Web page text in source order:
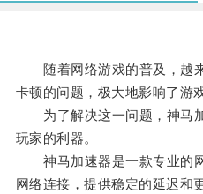
随着网络游戏的普及，越
卡顿的问题，极大地影响了游
为了解决这一问题，神马
玩家的利器。
神马加速器是一款专业的
网络连接，提供稳定的延迟和